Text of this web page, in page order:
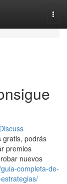
Discuss
gratis, podrás
premios
nuevos
completa-de-